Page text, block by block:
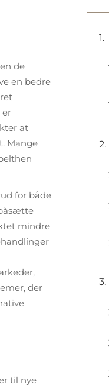
de
en bedre
er
at
Mange
for både
mindre
der
til nye